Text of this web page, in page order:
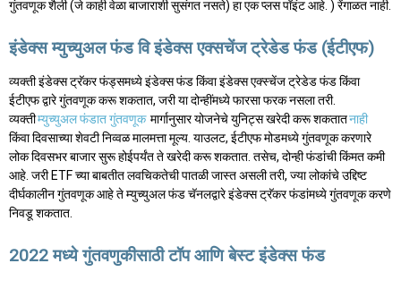
गुंतवणूक शैली (जे काही वेळा बाजाराशी सुसंगत नसते) हा एक प्लस पॉइंट आहे. ) रेंगाळत नाही.
इंडेक्स म्युच्युअल फंड वि इंडेक्स एक्सचेंज ट्रेडेड फंड (ईटीएफ)
व्यक्ती इंडेक्स ट्रॅकर फंड्समध्ये इंडेक्स फंड किंवा इंडेक्स एक्स्चेंज ट्रेडेड फंड किंवा
ईटीएफ द्वारे गुंतवणूक करू शकतात, जरी या दोन्हींमध्ये फारसा फरक नसला तरी.
व्यक्तीम्युच्युअल फंडात गुंतवणूक मार्गानुसार योजनेचे युनिट्स खरेदी करू शकतातनाही
किंवा दिवसाच्या शेवटी निव्वळ मालमत्ता मूल्य. याउलट, ईटीएफ मोडमध्ये गुंतवणूक करणारे
लोक दिवसभर बाजार सुरू होईपर्यंत ते खरेदी करू शकतात. तसेच, दोन्ही फंडांची किंमत कमी
आहे. जरी ETF च्या बाबतीत लवचिकतेची पातळी जास्त असली तरी, ज्या लोकांचे उद्दिष्ट
दीर्घकालीन गुंतवणूक आहे ते म्युच्युअल फंड चॅनलद्वारे इंडेक्स ट्रॅकर फंडांमध्ये गुंतवणूक करणे
निवडू शकतात.
2022 मध्ये गुंतवणुकीसाठी टॉप आणि बेस्ट इंडेक्स फंड